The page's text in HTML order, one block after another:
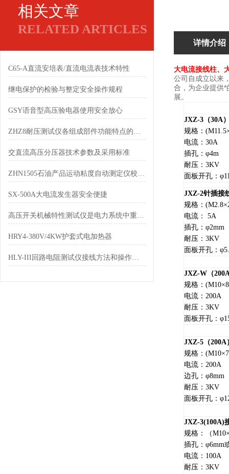
相关文章
RELATED ARTICLES
C65-A直流安培表/直流电流表技术特性
继电保护的检验与整定安全操作规程
GSY语音型高压验电器使用安全放心
ZHZ8耐压测试仪各组成部件功能特点的专业阐释与分享
交直流高压分压器技术参数及采用标准
ZHN1505石油产品运动粘度自动测定仪校检证书
SX-500A大电流发生器安全便捷
高压开关机械特性测试仪是电力系统中重要的控制设备
HRY4-380V/4KW护套式电加热器
HLY-III回路电阻测试仪接线方法和操作流程
详情介绍
大电流接线柱、
公司自成立以来
合，为企业提供
展。
JXZ-3 （30A
规格：
电流：30A
插孔：φ4m
耐压：3KV
面板开孔：
JXZ-2针插接
规格：
电流： 5A
插孔：φ2mm
耐压：3KV
面板开孔：
JXZ-W （
规格：
电流：200A
耐压：3KV
面板开孔：
JXZ-5 （200A
规格：
电流：200A
边孔：φ8mm
耐压：3KV
面板开孔：
JXZ-3(100A)
规格：（
插孔：φ6mm
电流：100A
耐压：3KV